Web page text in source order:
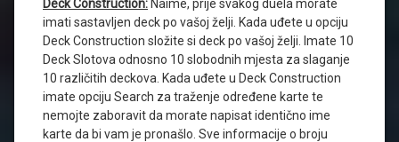
Deck Construction: Naime, prije svakog duela morate
imati sastavljen deck po vašoj želji. Kada uđete u opciju
Deck Construction složite si deck po vašoj želji. Imate 10
Deck Slotova odnosno 10 slobodnih mjesta za slaganje
10 različitih deckova. Kada uđete u Deck Construction
imate opciju Search za traženje određene karte te
nemojte zaboravit da morate napisat identično ime
karte da bi vam je pronašlo. Sve informacije o broju